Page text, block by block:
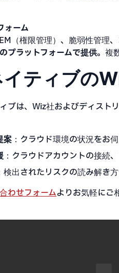
ォーム
（権限管理）、脆弱性管理
プラットフォームで提供。複
ティブの
ブは、Wiz社およびディスト
案 ：クラウド環境の状況をお
：クラウドアカウントの接続
検出されたリスクの読み解き
わせフォームよりお気軽にご